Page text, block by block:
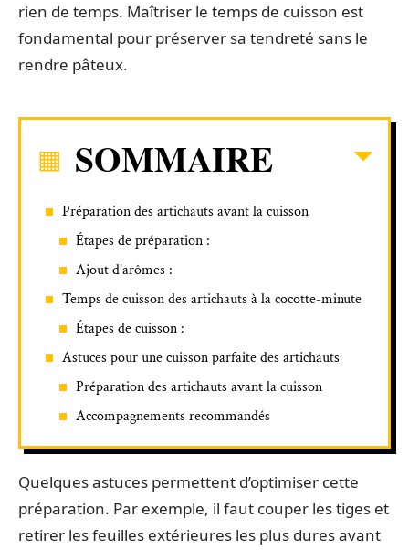
rien de temps. Maîtriser le temps de cuisson est
fondamental pour préserver sa tendreté sans le
rendre pâteux.
SOMMAIRE
Préparation des artichauts avant la cuisson
Étapes de préparation :
Ajout d’arômes :
Temps de cuisson des artichauts à la cocotte-minute
Étapes de cuisson :
Astuces pour une cuisson parfaite des artichauts
Préparation des artichauts avant la cuisson
Accompagnements recommandés
Quelques astuces permettent d’optimiser cette
préparation. Par exemple, il faut couper les tiges et
retirer les feuilles extérieures les plus dures avant